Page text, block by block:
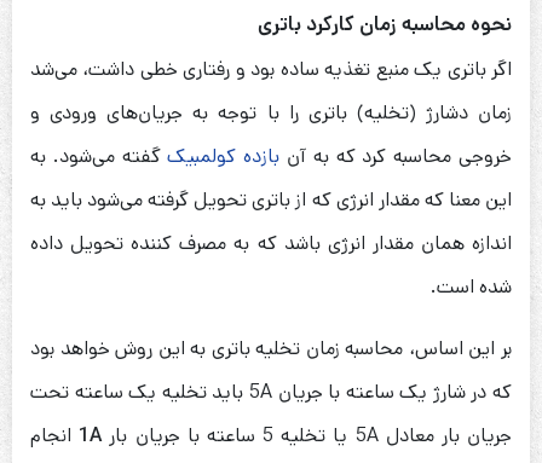
نحوه محاسبه زمان کارکرد باتری
اگر باتری یک منبع تغذیه ساده بود و رفتاری خطی داشت، می‌شد
زمان دشارژ (تخلیه) باتری را با توجه به جریان‌های ورودی و
خروجی محاسبه کرد که به آن بازده کولمبیکگفته می‌شود. به
این معنا که مقدار انرژی که از باتری تحویل گرفته می‌شود باید به
اندازه همان مقدار انرژی باشد که به مصرف کننده تحویل داده
شده است.
بر این اساس، محاسبه زمان تخلیه باتری به این روش خواهد بود
که در شارژ یک ساعته با جریان 5A باید تخلیه یک ساعته تحت
جریان بار معادل 5A یا تخلیه 5 ساعته با جریان بار
1A انجام